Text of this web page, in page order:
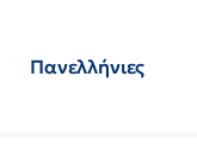
Πανελλήνιες